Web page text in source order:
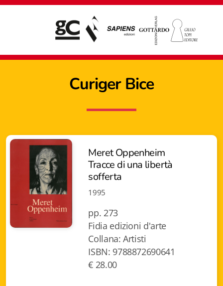
Curiger Bice
Meret Oppenheim
Tracce di una libertà
sofferta
1995
pp. 273
Fidia edizioni d'arte
Collana: Artisti
ISBN: 9788872690641
€ 28.00
Giampiero Casagrande editore
Biblioteca letteraria Nord-Sud